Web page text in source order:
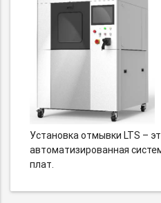
Установка отмывки LTS –
автоматизированная
плат.